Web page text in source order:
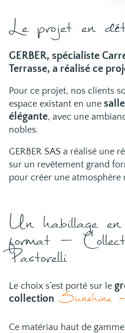
Le projet en
GERBER, spécialiste
Terrasse, a réalisé ce
Pour ce projet, nos clients
espace existant en une
élégante, avec une
nobles.
GERBER SAS a réalisé une
sur un revêtement grand
pour créer une atmosphère
Un habillage
format –
Pastorelli
Le choix s’est porté sur le
collection Sunshine
Ce matériau haut de